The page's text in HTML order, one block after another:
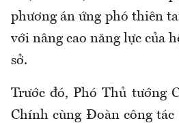
phương án ứng phó thiên
với nâng cao năng lực của
sở.
Trước đó, Phó Thủ tướng
Chính cùng Đoàn công